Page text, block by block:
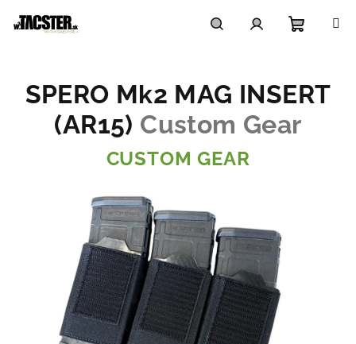
košík
SPERO Mk2 MAG INSERT
(AR15) Custom Gear
CUSTOM GEAR